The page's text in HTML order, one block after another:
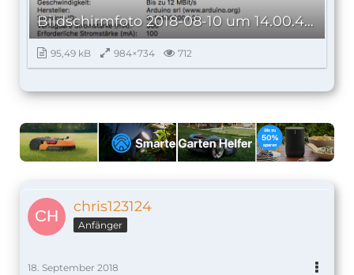
Bildschirmfoto 2018-08-10 um 14.00.48.png
95,49 kB 984×734 712
chris123124
Anfänger
18. September 2018